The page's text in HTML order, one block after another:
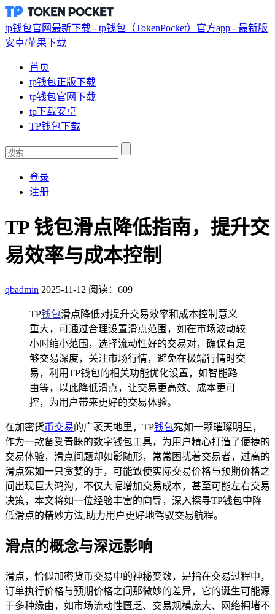
tp钱包官网最新下载 - tp钱包（TokenPocket）官方app - 最新版
安卓/苹果下载
首页
tp钱包正版下载
tp钱包官网下载
tp下载安卓
TP钱包下载
登录
注册
TP 钱包滑点降低指南，提升交
易效率与成本控制
qbadmin 2025-11-12 阅读：609
TP钱包滑点降低对提升交易效率和成本控制意义
重大，可通过合理设置滑点范围，如在市场波动较
小时缩小范围，选择流动性好的交易对，确保有足
够交易深度，关注市场行情，避免在极端行情时交
易，利用TP钱包的相关功能优化设置，如智能路
由等，以此降低滑点，让交易更高效、成本更可
控，为用户带来更好的交易体验。
在加密货币交易的广袤天地里，TP钱包宛如一颗璀璨明星，
作为一款备受青睐的数字钱包工具，为用户精心打造了便捷的
交易体验，滑点问题却如影随形，常常困扰着交易者，过高的
滑点宛如一只贪婪的手，可能致使实际交易价格与预期价格之
间出现巨大鸿沟，不仅大幅增加交易成本，甚至可能左右交易
决策，本文将如一位经验丰富的向导，深入探寻TP钱包中降
低滑点的精妙方法,助力用户更好地驾驭交易航程。
滑点的概念与深远影响
滑点，恰似加密货币交易中的神秘变数，是指在交易过程中，
订单执行价格与预期价格之间那微妙的差异，它的诞生可能源
于多种缘由，如市场流动性匮乏、交易规模庞大、网络拥堵不